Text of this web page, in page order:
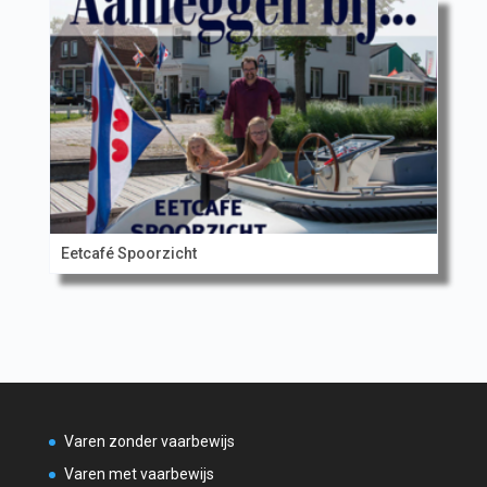
Eetcafé Spoorzicht
Varen zonder vaarbewijs
Varen met vaarbewijs